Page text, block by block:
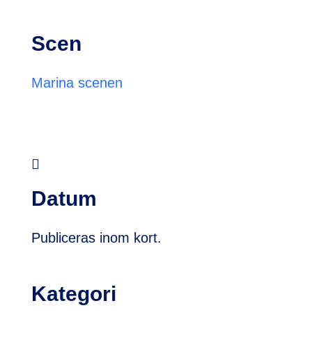
Scen
Marina scenen

Datum
Publiceras inom kort.
Kategori